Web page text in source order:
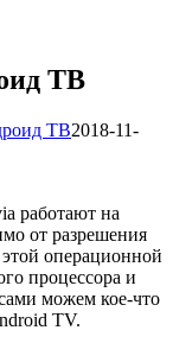
ТВ
ТВ2018-11-
работают на
от разрешения
операционной
процессора и
можем кое-что
TV.